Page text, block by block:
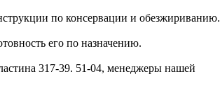
по консервации и обезжириванию.
его по назначению.
317-39. 51-04, менеджеры нашей